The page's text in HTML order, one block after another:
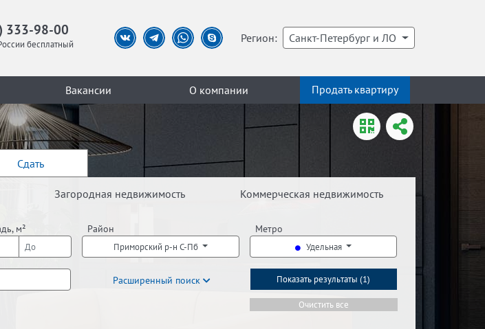
333-98-00
бесплатный Регион: Санкт-Петербург и ЛО
Вакансии О компании Продать квартиру
Сдать
Загородная недвижимость Коммерческая недвижимость
м² Район
Приморский р-н С-Пб
Метро
Удельная
Расширенный поиск Показать результаты (1)
Очистить все